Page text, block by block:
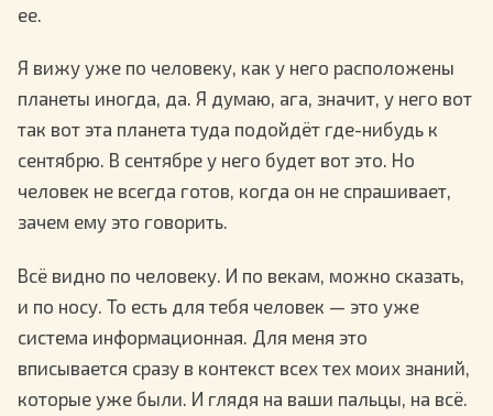
ее.
Я вижу уже по человеку, как у него расположены
планеты иногда, да. Я думаю, ага, значит, у него вот
так вот эта планета туда подойдёт где-нибудь к
сентябрю. В сентябре у него будет вот это. Но
человек не всегда готов, когда он не спрашивает,
зачем ему это говорить.
Всё видно по человеку. И по векам, можно сказать,
и по носу. То есть для тебя человек — это уже
система информационная. Для меня это
вписывается сразу в контекст всех тех моих знаний,
которые уже были. И глядя на ваши пальцы, на всё.